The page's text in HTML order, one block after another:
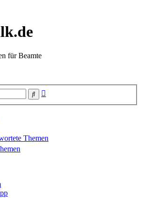
für Beamte
Suche
Themen